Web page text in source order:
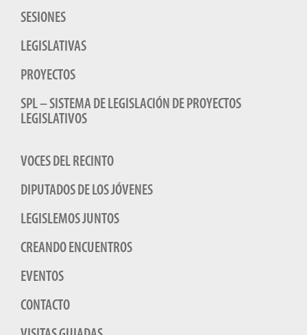
SESIONES
LEGISLATIVAS
PROYECTOS
SPL – SISTEMA DE LEGISLACIÓN DE PROYECTOS
LEGISLATIVOS
VOCES DEL RECINTO
DIPUTADOS DE LOS JÓVENES
LEGISLEMOS JUNTOS
CREANDO ENCUENTROS
EVENTOS
CONTACTO